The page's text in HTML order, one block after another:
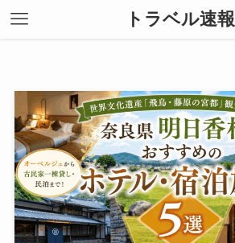
トラベル速報